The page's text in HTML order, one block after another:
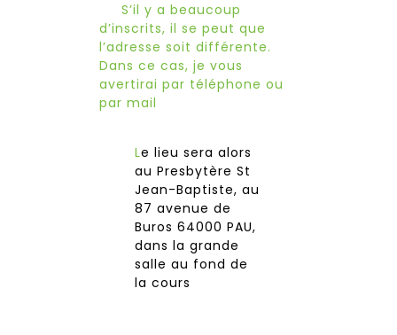
S’il y a beaucoup
d’inscrits, il se peut que
l’adresse soit différente.
Dans ce cas, je vous
avertirai par téléphone ou
par mail
Le lieu sera alors
au Presbytère St
Jean-Baptiste, au
87 avenue de
Buros 64000 PAU,
dans la grande
salle au fond de
la cours